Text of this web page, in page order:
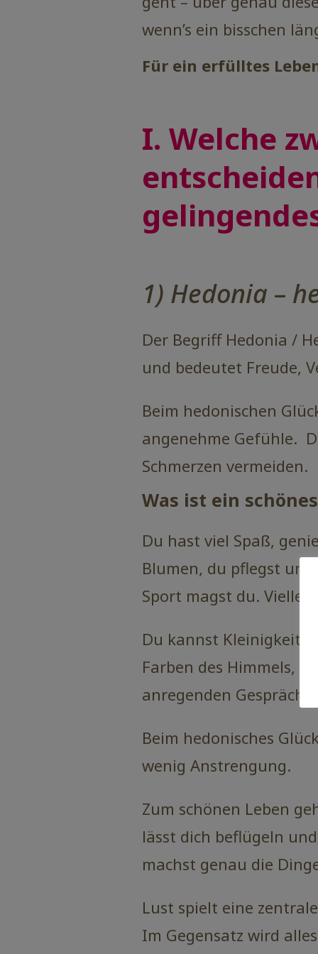
wenn’s ein bisschen
Für ein erfülltes
I. Welche
1) Hedonia –
Der Begriff Hedonia /
und bedeutet Freude,
Beim hedonischen
angenehme Gefühle.
Schmerzen vermeiden.
Was ist ein
Du hast viel Spaß,
Blumen, du pflegst
Sport magst du.
Du kannst
Farben des Himmels,
anregenden Gespräch.
Beim hedonisches
wenig Anstrengung.
Zum schönen Leben
lässt dich beflügeln
machst genau die
Lust spielt eine
Im Gegensatz wird